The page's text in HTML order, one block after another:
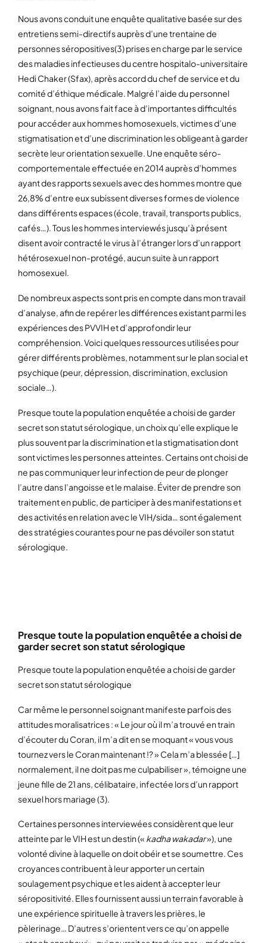
Nous avons conduit une enquête qualitative basée sur des
entretiens semi-directifs auprès d’une trentaine de
personnes séropositives(3) prises en charge par le service
des maladies infectieuses du centre hospitalo-universitaire
Hedi Chaker (Sfax), après accord du chef de service et du
comité d’éthique médicale. Malgré l’aide du personnel
soignant, nous avons fait face à d’importantes difficultés
pour accéder aux hommes homosexuels, victimes d’une
stigmatisation et d’une discrimination les obligeant à garder
secrète leur orientation sexuelle. Une enquête séro-
comportementale effectuée en 2014 auprès d’hommes
ayant des rapports sexuels avec des hommes montre que
26,8% d’entre eux subissent diverses formes de violence
dans différents espaces (école, travail, transports publics,
cafés…). Tous les hommes interviewés jusqu’à présent
disent avoir contracté le virus à l’étranger lors d’un rapport
hétérosexuel non-protégé, aucun suite à un rapport
homosexuel.
De nombreux aspects sont pris en compte dans mon travail
d’analyse, afin de repérer les différences existant parmi les
expériences des PVVIH et d’approfondir leur
compréhension. Voici quelques ressources utilisées pour
gérer différents problèmes, notamment sur le plan social et
psychique (peur, dépression, discrimination, exclusion
sociale…).
Presque toute la population enquêtée a choisi de garder
secret son statut sérologique, un choix qu’elle explique le
plus souvent par la discrimination et la stigmatisation dont
sont victimes les personnes atteintes. Certains ont choisi de
ne pas communiquer leur infection de peur de plonger
l’autre dans l’angoisse et le malaise. Éviter de prendre son
traitement en public, de participer à des manifestations et
des activités en relation avec le VIH/sida… sont également
des stratégies courantes pour ne pas dévoiler son statut
sérologique.
Presque toute la population enquêtée a choisi de
garder secret son statut sérologique
Presque toute la population enquêtée a choisi de garder
secret son statut sérologique
Car même le personnel soignant manifeste parfois des
attitudes moralisatrices : « Le jour où il m’a trouvé en train
d’écouter du Coran, il m’a dit en se moquant « vous vous
tournez vers le Coran maintenant !? » Cela m’a blessée […]
normalement, il ne doit pas me culpabiliser », témoigne une
jeune fille de 21 ans, célibataire, infectée lors d’un rapport
sexuel hors mariage (3).
Certaines personnes interviewées considèrent que leur
atteinte par le VIH est un destin (« kadha wakadar»), une
volonté divine à laquelle on doit obéir et se soumettre. Ces
croyances contribuent à leur apporter un certain
soulagement psychique et les aident à accepter leur
séropositivité. Elles fournissent aussi un terrain favorable à
une expérience spirituelle à travers les prières, le
pèlerinage… D’autres s’orientent vers ce qu’on appelle